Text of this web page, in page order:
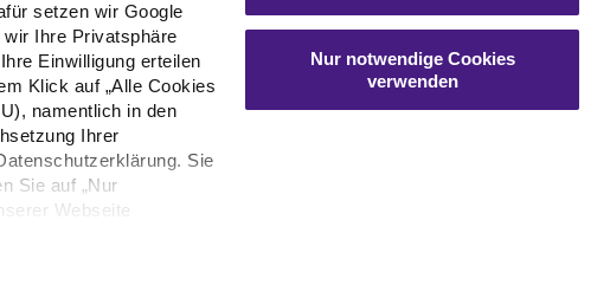
setzen wir Google
Ihre Privatsphäre
Einwilligung erteilen
Klick auf „Alle Cookies
namentlich in den
Ihrer
Sie
Sie auf „Nur
Webseite
Nur notwendige Cookies
verwenden